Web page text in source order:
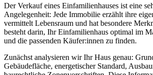
Der Verkauf eines Einfamilienhauses ist eine
Angelegenheit: Jede Immobilie erzählt ihre
vermittelt Lebensraum und hat besondere
besteht darin, Ihr Einfamilienhaus optimal im
und die passenden Käufer:innen zu finden.
Zunächst analysieren wir Ihr Haus genau:
Gebäudefläche, energetischer Standard,